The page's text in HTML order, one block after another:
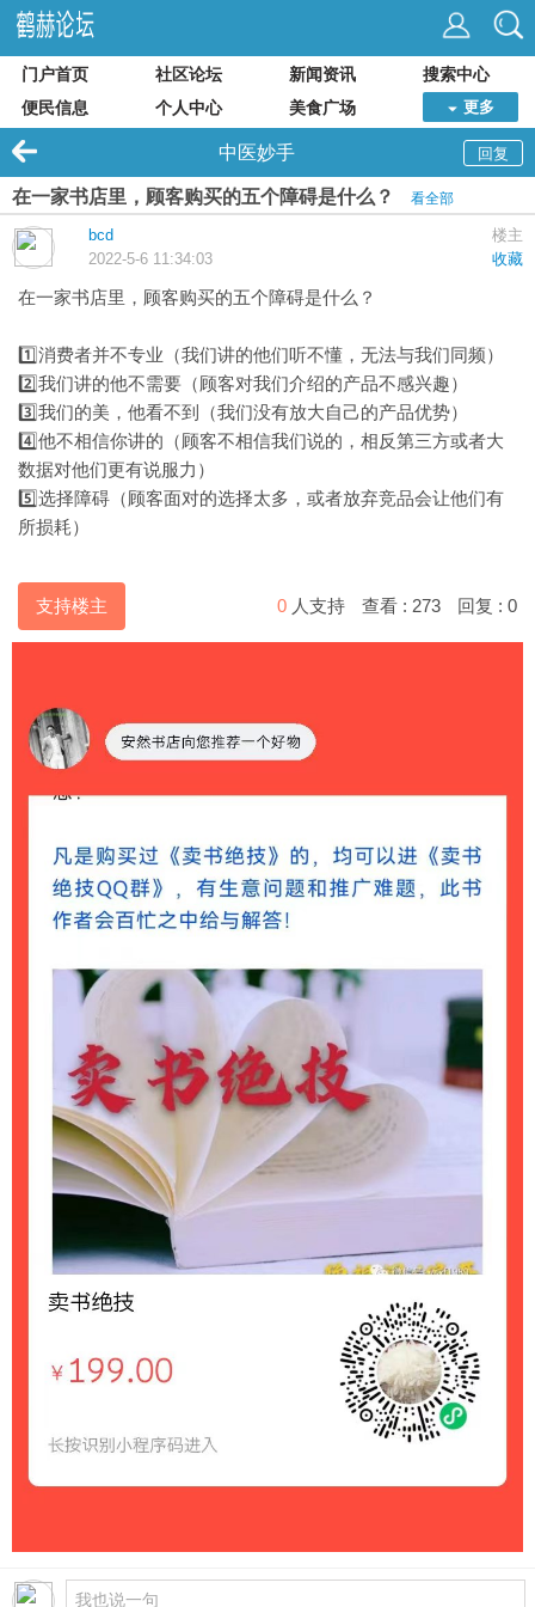
门户首页 社区论坛 新闻资讯
搜索中心
便民信息
个人中心 美食广场 更多
回复
中医妙手
在一家书店里，顾客购买的五个障碍是什么？ 看全部
楼主
bcd
收藏
2022-5-6 11:34:03
在一家书店里，顾客购买的五个障碍是什么？
1️⃣消费者并不专业（我们讲的他们听不懂，无法与我们同频）
2️⃣我们讲的他不需要（顾客对我们介绍的产品不感兴趣）
3️⃣我们的美，他看不到（我们没有放大自己的产品优势）
4️⃣他不相信你讲的（顾客不相信我们说的，相反第三方或者大
数据对他们更有说服力）
5️⃣选择障碍（顾客面对的选择太多，或者放弃竞品会让他们有
所损耗）
支持楼主 0 人支持 查看 : 273 回复 : 0